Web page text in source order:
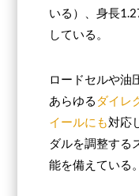
いる）、身長
している。
ロードセルや油
あらゆる ダイレ
イールにも対応
ダルを調整する
能を備えている。